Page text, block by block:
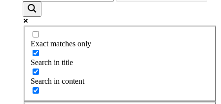
Exact matches only
Search in title
Search in content